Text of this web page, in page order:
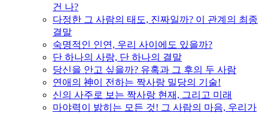
건 나?
다정한 그 사람의 태도, 진짜일까? 이 관계의 최종
결말
숙명적인 인연, 우리 사이에도 있을까?
단 하나의 사랑, 단 하나의 결말
당신을 안고 싶을까? 유혹과 그 후의 두 사람
연애의 神이 전하는 짝사랑 밀당의 기술!
신의 사주로 보는 짝사랑 현재, 그리고 미래
마야력이 밝히는 모든 것! 그 사람의 마음, 우리가